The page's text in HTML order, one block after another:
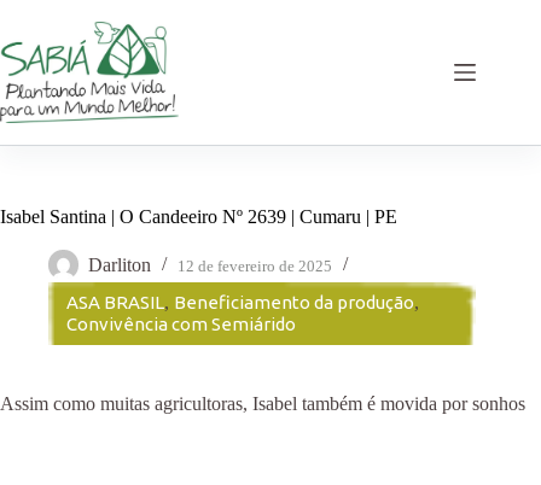
o
conteúdo
Isabel Santina | O Candeeiro Nº 2639 | Cumaru | PE
Darliton 12 de fevereiro de 2025
ASA BRASIL, Beneficiamento da produção,
Convivência com Semiárido
Assim como muitas agricultoras, Isabel também é movida por sonhos